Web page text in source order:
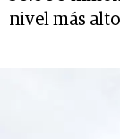
nivel más